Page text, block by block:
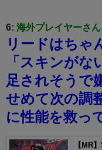
6: 海外プレイヤーさん
リードはちゃ
「スキンがな
足されそうで
せめて次の調
に性能を救っ
【MR